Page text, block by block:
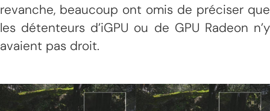
revanche, beaucoup ont omis de préciser que
les détenteurs d’iGPU ou de GPU Radeon n’y
avaient pas droit.